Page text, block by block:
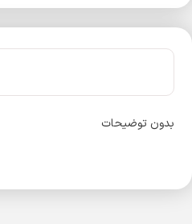
بدون توضیحات